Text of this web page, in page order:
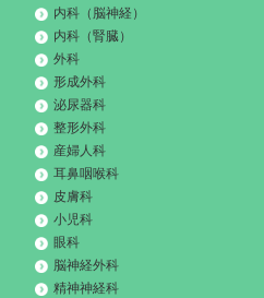
内科（脳神経）
内科（腎臓）
外科
形成外科
泌尿器科
整形外科
産婦人科
耳鼻咽喉科
皮膚科
小児科
眼科
脳神経外科
精神神経科